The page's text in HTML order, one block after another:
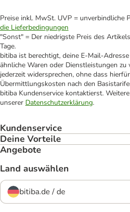
Preise inkl. MwSt. UVP = unverbindliche
die Lieferbedingungen
"Sonst" = Der niedrigste Preis des
Tage.
bitiba ist berechtigt, deine E-Mail-
ähnliche Waren oder Dienstleistungen
jederzeit widersprechen, ohne dass
Übermittlungskosten nach den
bitiba Kundenservice kontaktierst.
unserer Datenschutzerklärung.
Kundenservice
Deine Vorteile
Angebote
Land auswählen
bitiba.de / de